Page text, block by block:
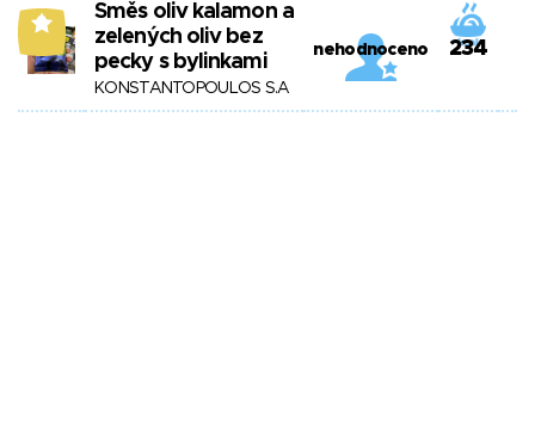
9
Směs oliv kalamon a
zelených oliv bez
pecky s bylinkami
KONSTANTOPOULOS S.A
nehodnoceno 234